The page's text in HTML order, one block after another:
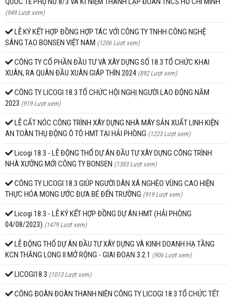
(949 Lượt xem)
LỄ KÝ KẾT HỢP ĐỒNG HỢP TÁC VỚI CÔNG TY TNHH CÔNG NGHỆ
SÁNG TẠO BONSEN VIỆT NAM (1206 Lượt xem)
CÔNG TY CỔ PHẦN ĐẦU TƯ VÀ XÂY DỰNG SỐ 18.3 TỔ CHỨC KHAI
XUÂN, RA QUÂN ĐẦU XUÂN GIÁP THÌN 2024 (892 Lượt xem)
CÔNG TY LICOGI 18.3 TỔ CHỨC HỘI NGHỊ NGƯỜI LAO ĐỘNG NĂM
2023 (919 Lượt xem)
LỄ CẤT NÓC CÔNG TRÌNH XÂY DỰNG NHÀ MÁY SẢN XUẤT LINH KIỆN
AN TOÀN THỤ ĐỘNG Ô TÔ HMT TẠI HẢI PHÒNG (1223 Lượt xem)
Licogi 18.3 - LỄ ĐỘNG THỔ DỰ ÁN ĐẦU TƯ XÂY DỰNG CÔNG TRÌNH
NHÀ XƯỞNG MỚI CÔNG TY BONSEN (1383 Lượt xem)
CÔNG TY LICOGI 18.3 GIÚP NGƯỜI DÂN XÃ NGHÈO VÙNG CAO HIỆN
THỰC HÓA MONG ƯỚC ĐƯA BÉ ĐẾN TRƯỜNG (919 Lượt xem)
Licogi 18.3 - LỄ KÝ KẾT HỢP ĐỒNG DỰ ÁN HMT (HẢI PHÒNG
04/08/2023) (1479 Lượt xem)
LỄ ĐỘNG THỔ DỰ ÁN ĐẦU TƯ XÂY DỰNG VÀ KINH DOANH HẠ TẦNG
KCN THĂNG LONG II MỞ RỘNG - GIAI ĐOẠN 3.2.1 (906 Lượt xem)
LICOGI18.3 (1013 Lượt xem)
CÔNG ĐOÀN ĐOÀN THANH NIÊN CÔNG TY LICOGI 18.3 TỔ CHỨC TẾT